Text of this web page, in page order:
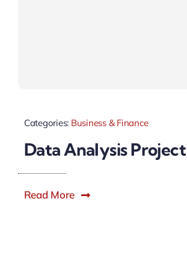
Categories: Business & Finance
Data Analysis Project
Read More